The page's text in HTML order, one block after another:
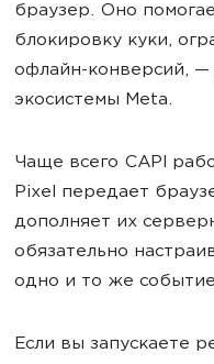
браузер. Оно
блокировку куки,
офлайн-конверсий, —
экосистемы Meta.
Чаще всего CAPI
Pixel передает
дополняет их
обязательно
одно и то же
Если вы запускаете